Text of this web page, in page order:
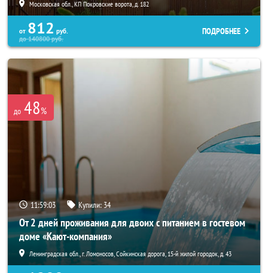
Московская обл., КП Покровские ворота, д. 182
от 812 руб.
до140800руб.
ПОДРОБНЕЕ
до 48%
11:59:01 Купили: 34
От 2 дней проживания для двоих с питанием в гостевом
доме «Кают-компания»
Ленинградская обл., г. Ломоносов, Сойкинская дорога, 15-й жилой городок, д. 43